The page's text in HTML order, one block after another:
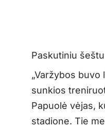
Paskutiniu
„Varžybos
sunkios
Papuolė vėjas,
stadione. Tie